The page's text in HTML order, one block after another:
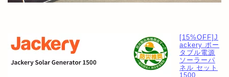
[15%OFF]J
ackery ポー
タブル電源
ソーラーパ
ネル セット
1500